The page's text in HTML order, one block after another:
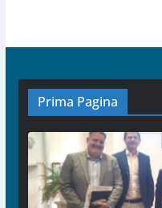
Prima Pagina